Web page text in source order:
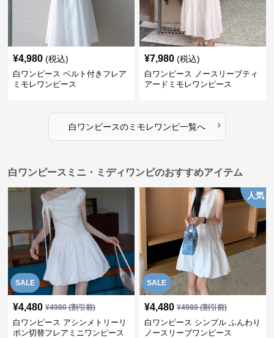
¥4,980 (税込)
白ワンピース ベルト付きフレア
ミモレワンピース
¥7,980 (税込)
白ワンピース ノースリーブティ
アードミモレワンピース
白ワンピースのミモレワンピ一覧へ ›
白ワンピースミニ・ミディワンピのおすすめアイテム
SALE
¥4,480 ¥4980(割引前)
白ワンピース アシンメトリーリ
ボン切替フレアミニワンピース
SALE
人気
¥4,480 ¥4980(割引前)
白ワンピース シンプル ふんわり
ノースリーブワンピース